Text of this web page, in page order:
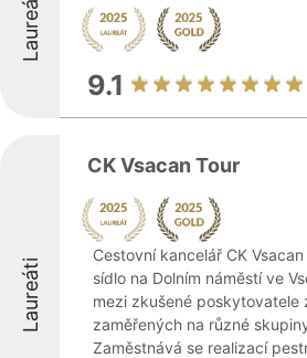
Laureáti
9.1
Laureáti
CK Vsacan Tour
Cestovní kancelář CK
sídlo na Dolním náměstí ve
mezi zkušené poskytovatele
zaměřených na různé
Zaměstnává se realizací